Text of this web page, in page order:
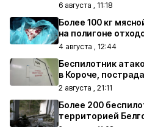
6 августа , 11:18
Более 100 кг
на полигоне
4 августа , 12:44
Беспилотник
в Короче,
2 августа , 21:11
Более 200
территорией